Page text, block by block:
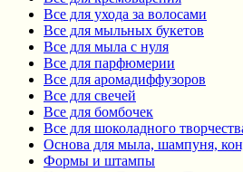
Все для ухода за волосами
Все для мыльных букетов
Все для мыла с нуля
Все для парфюмерии
Все для аромадиффузоров
Все для свечей
Все для бомбочек
Все для шоколадного
Основа для мыла, шампуня,
Формы и штампы